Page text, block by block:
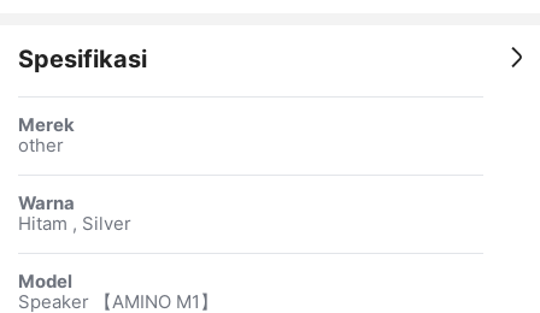
Spesifikasi
Merek
other
Warna
Hitam , Silver
Model
Speaker 【AMINO M1】